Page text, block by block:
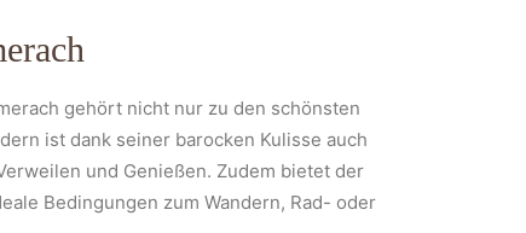
gehört nicht nur zu den schönsten
ist dank seiner barocken Kulisse auch
und Genießen. Zudem bietet der
Bedingungen zum Wandern, Rad- oder